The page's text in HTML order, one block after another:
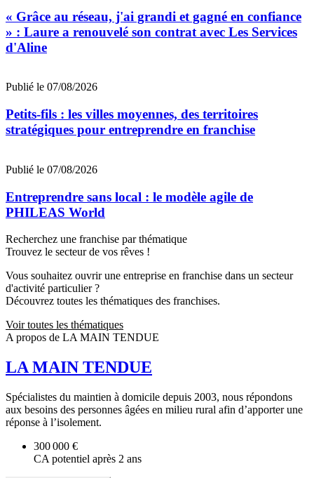
« Grâce au réseau, j'ai grandi et gagné en confiance
» : Laure a renouvelé son contrat avec Les Services
d'Aline
Publié le 07/08/2026
Petits-fils : les villes moyennes, des territoires
stratégiques pour entreprendre en franchise
Publié le 07/08/2026
Entreprendre sans local : le modèle agile de
PHILEAS World
Recherchez une franchise par thématique
Trouvez le secteur de vos rêves !
Vous souhaitez ouvrir une entreprise en franchise dans un secteur
d'activité particulier ?
Découvrez toutes les thématiques des franchises.
Voir toutes les thématiques
A propos de LA MAIN TENDUE
LA MAIN TENDUE
Spécialistes du maintien à domicile depuis 2003, nous répondons
aux besoins des personnes âgées en milieu rural afin d’apporter une
réponse à l’isolement.
300 000 €
CA potentiel après 2 ans